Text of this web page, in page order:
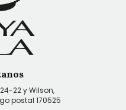
22 y Wilson,
postal 170525